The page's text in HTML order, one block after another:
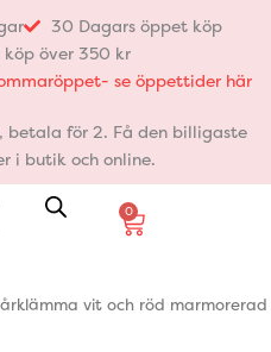
30 Dagars öppet köp
över 350 kr
se öppettider här
betala för 2. Få den billigaste
i butik och online.
0
Varukorg
vit och röd marmorerad